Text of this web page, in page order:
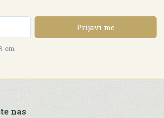
Prijavi me
om.
nas